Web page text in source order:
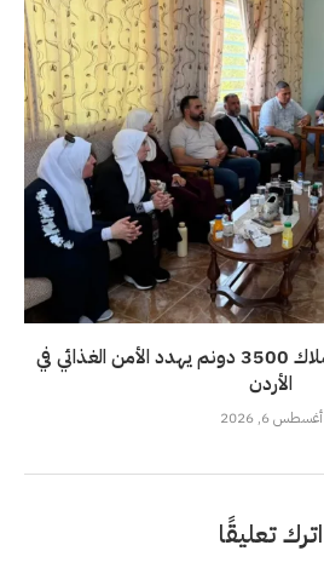
طهبوب من الأغوار: استملاك 3500 دونم يهدد الأمن الغذائي في
الأردن
أغسطس 6, 2026
اترك تعليقًا